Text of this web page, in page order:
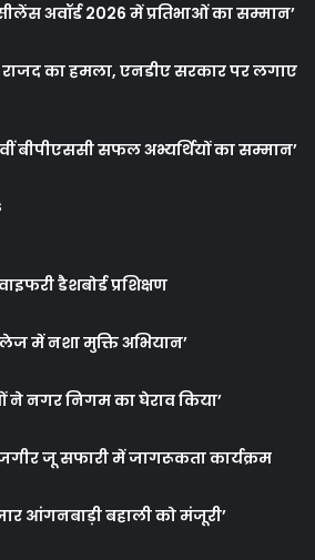
अवॉर्ड 2026 में प्रतिभाओं का सम्मान’
का हमला, एनडीए सरकार पर लगाए
बीपीएससी सफल अभ्यर्थियों का सम्मान’
डैशबोर्ड प्रशिक्षण
में नशा मुक्ति अभियान’
ने नगर निगम का घेराव किया’
जू सफारी में जागरूकता कार्यक्रम
आंगनबाड़ी बहाली को मंजूरी’